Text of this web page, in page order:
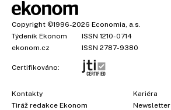
Copyright ©1996-2026 Economia, a.s.
Týdeník Ekonom
ISSN 1210-0714
ekonom.cz
ISSN 2787-9380
Certifikováno:
Kontakty
Tiráž redakce Ekonom
Kariéra
Newsletter